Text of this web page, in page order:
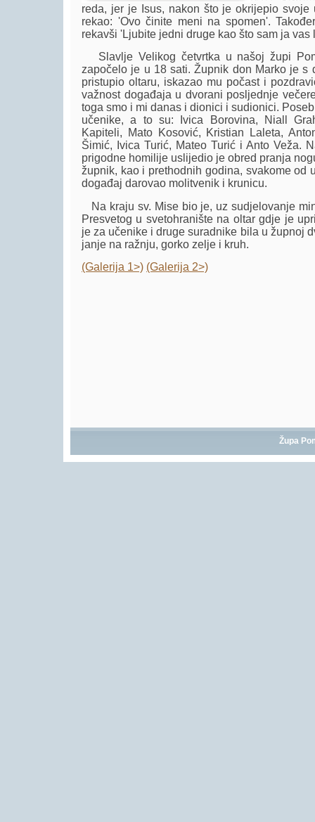
reda, jer je Isus, nakon što je okrijepio svoje
rekao: 'Ovo činite meni na spomen'.
rekavši 'Ljubite jedni druge kao što sam ja vas
Slavlje Velikog četvrtka u našoj župi
započelo je u 18 sati. Župnik don Marko je s
pristupio oltaru, iskazao mu počast i
važnost događaja u dvorani posljednje
toga smo i mi danas i dionici i sudionici.
učenike, a to su: Ivica Borovina, Niall
Kapiteli, Mato Kosović, Kristian Laleta,
Šimić, Ivica Turić, Mateo Turić i Anto Veža.
prigodne homilije uslijedio je obred pranja
župnik, kao i prethodnih godina, svakome od
događaj darovao molitvenik i krunicu.
Na kraju sv. Mise bio je, uz sudjelovanje
Presvetog u svetohranište na oltar gdje je
je za učenike i druge suradnike bila u župnoj
janje na ražnju, gorko zelje i kruh.
(Galerija 1>) (Galerija 2>)
Župa